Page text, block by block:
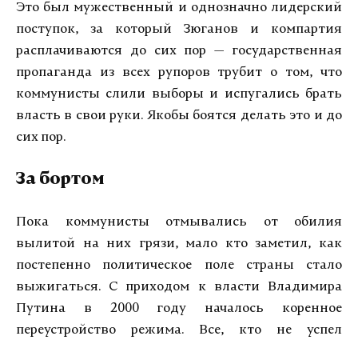
Это был мужественный и однозначно лидерский
поступок, за который Зюганов и компартия
расплачиваются до сих пор — государственная
пропаганда из всех рупоров трубит о том, что
коммунисты слили выборы и испугались брать
власть в свои руки. Якобы боятся делать это и до
сих пор.
За бортом
Пока коммунисты отмывались от обилия
вылитой на них грязи, мало кто заметил, как
постепенно политическое поле страны стало
выжигаться. С приходом к власти Владимира
Путина в 2000 году началось коренное
переустройство режима. Все, кто не успел